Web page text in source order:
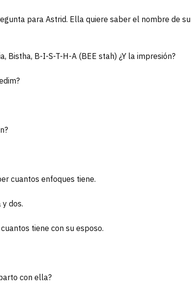
para Astrid. Ella quiere saber el nombre de
Bistha, B-I-S-T-H-A (BEE stah) ¿Y la impresión?
cuantos enfoques tiene.
y dos.
tiene con su esposo.
con ella?